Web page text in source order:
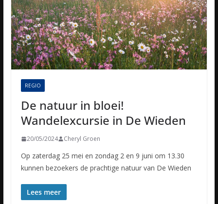
REGIO
De natuur in bloei!
Wandelexcursie in De Wieden
20/05/2024 Cheryl Groen
Op zaterdag 25 mei en zondag 2 en 9 juni om 13.30
kunnen bezoekers de prachtige natuur van De Wieden
Lees meer